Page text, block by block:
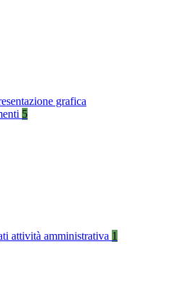
grafica
5
attività amministrativa 1